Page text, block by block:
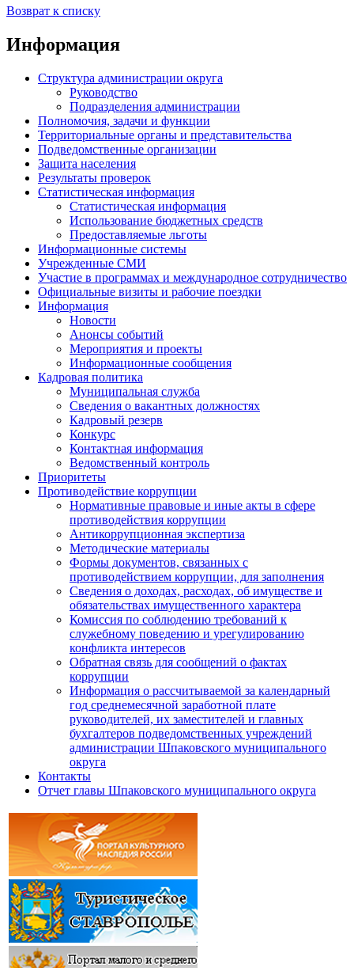
Возврат к списку
Информация
Структура администрации округа
Руководство
Подразделения администрации
Полномочия, задачи и функции
Территориальные органы и представительства
Подведомственные организации
Защита населения
Результаты проверок
Статистическая информация
Статистическая информация
Использование бюджетных средств
Предоставляемые льготы
Информационные системы
Учрежденные СМИ
Участие в программах и международное сотрудничество
Официальные визиты и рабочие поездки
Информация
Новости
Анонсы событий
Мероприятия и проекты
Информационные сообщения
Кадровая политика
Муниципальная служба
Сведения о вакантных должностях
Кадровый резерв
Конкурс
Контактная информация
Ведомственный контроль
Приоритеты
Противодействие коррупции
Нормативные правовые и иные акты в сфере
противодействия коррупции
Антикоррупционная экспертиза
Методические материалы
Формы документов, связанных с
противодействием коррупции, для заполнения
Сведения о доходах, расходах, об имуществе и
обязательствах имущественного характера
Комиссия по соблюдению требований к
служебному поведению и урегулированию
конфликта интересов
Обратная связь для сообщений о фактах
коррупции
Информация о рассчитываемой за календарный
год среднемесячной заработной плате
руководителей, их заместителей и главных
бухгалтеров подведомственных учреждений
администрации Шпаковского муниципального
округа
Контакты
Отчет главы Шпаковского муниципального округа